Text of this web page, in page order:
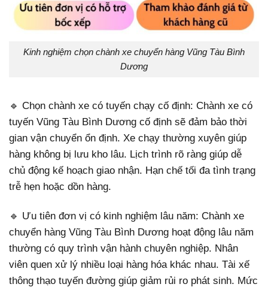
Kinh nghiệm chọn chành xe chuyển hàng Vũng Tàu Bình
Dương
🔹 Chọn chành xe có tuyến chạy cố định: Chành xe có
tuyến Vũng Tàu Bình Dương cố định sẽ đảm bảo thời
gian vận chuyển ổn định. Xe chạy thường xuyên giúp
hàng không bị lưu kho lâu. Lịch trình rõ ràng giúp dễ
chủ động kế hoạch giao nhận. Hạn chế tối đa tình trạng
trễ hẹn hoặc dồn hàng.
🔹 Ưu tiên đơn vị có kinh nghiệm lâu năm: Chành xe
chuyển hàng Vũng Tàu Bình Dương hoạt động lâu năm
thường có quy trình vận hành chuyên nghiệp. Nhân
viên quen xử lý nhiều loại hàng hóa khác nhau. Tài xế
thông thạo tuyến đường giúp giảm rủi ro phát sinh. Mức